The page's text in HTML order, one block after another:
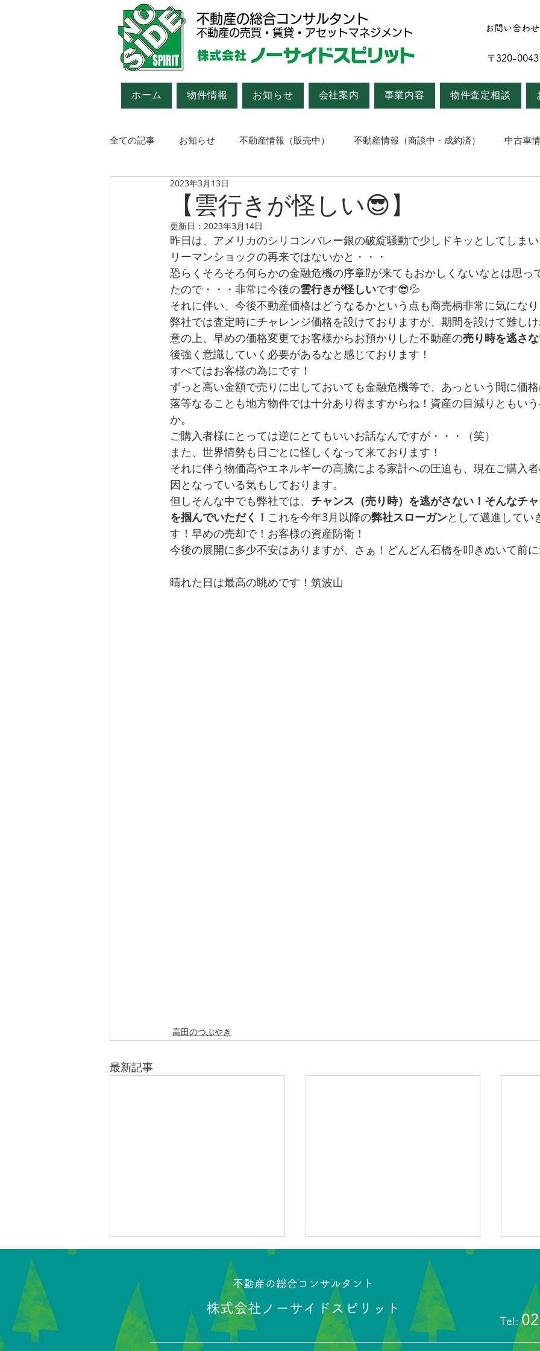
不動産の総合コンサルタント
不動産の売買・賃貸・アセットマネジメント お問い合わせ
〒320-
ホーム 物件情報 お知らせ 会社案内 事業内容 物件査定相談
全ての記事 お知らせ 不動産情報（販売中） 不動産情報（商談中・成約済） 中古車
中古車情報（商談中・成約済）
【雲行きが怪しい😎】
2023年3月13日
更新日： 2023年3月14日
昨日は、アメリカのシリコンバレー銀の破綻騒動で少しドキッとしてしまい
リーマンショックの再来ではないかと・・・
恐らくそろそろ何らかの金融危機の序章⁉が来てもおかしくないなとは思っ
たので・・・非常に今後の雲行きが怪しいです😎💦
それに伴い、今後不動産価格はどうなるかという点も商売柄非常に気になり
弊社では査定時にチャレンジ価格を設けておりますが、期間を設けて難し
意の上、早めの価格変更でお客様からお預かりした不動産の売り時を逃さ
後強く意識していく必要があるなと感じております！
すべてはお客様の為にです！
ずっと高い金額で売りに出しておいても金融危機等で、あっという間に価
落等なることも地方物件では十分あり得ますからね！資産の目減りともい
か。
ご購入者様にとっては逆にとてもいいお話なんですが・・・（笑）
また、世界情勢も日ごとに怪しくなって来ております！
それに伴う物価高やエネルギーの高騰による家計への圧迫も、現在ご購入
因となっている気もしております。
但しそんな中でも弊社では、 チャンス（売り時）を逃がさない！そんなチャ
を掴んでいただく！ これを今年3月以降の弊社スローガンとして邁進してい
す！早めの売却で！お客様の資産防衛！
今後の展開に多少不安はありますが、さぁ！どんどん石橋を叩きぬいて前に
晴れた日は最高の眺めです！筑波山
高田のつぶやき
最新記事
​不動産の総合コンサルタント
株式会社ノーサイドスピリット
Tel: